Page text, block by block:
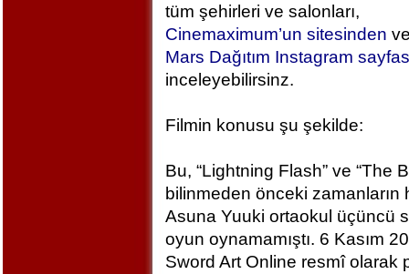
tüm şehirleri ve salonları,
Cinemaximum’un sitesinden
Mars Dağıtım Instagram
inceleyebilirsinz.
Filmin konusu şu şekilde:
Bu, “Lightning Flash” ve “The
bilinmeden önceki zamanların
Asuna Yuuki ortaokul üçüncü
oyun oynamamıştı. 6 Kasım
Sword Art Online resmî olarak